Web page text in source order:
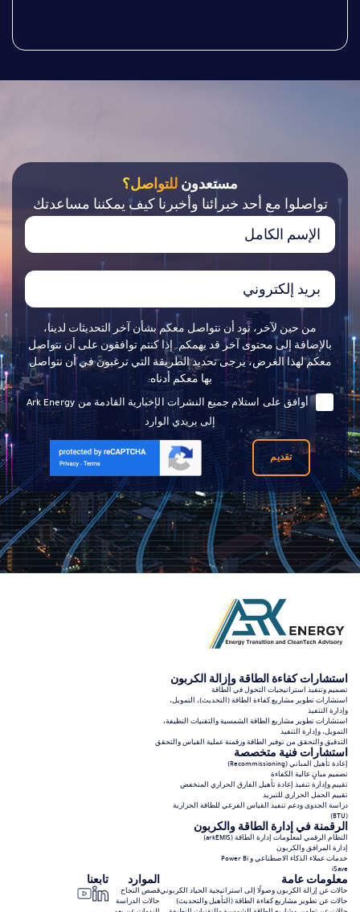
مستعدون للتواصل؟
تواصلوا مع أحد خبرائنا وأخبرنا كيف يمكننا مساعدتك
من حين لآخر، نود أن نتواصل معكم بشأن آخر التحديثات لدينا،
بالإضافة إلى محتوى آخر قد يهمكم. إذا كنتم توافقون على أن نتواصل
معكم لهذا الغرض، يرجى تحديد الطريقة التي ترغبون في أن نتواصل
بها معكم أدناه:
أوافق على استلام جميع النشرات الإخبارية القادمة من Ark Energy
إلى بريدي الوارد
تقديم
استشارات كفاءة الطاقة وإزالة الكربون
تصميم وتنفيذ استراتيجيات التحول في الطاقة
استشارات تطوير مشاريع كفاءة الطاقة (التحديث)، التمويل،
وإدارة التنفيذ
استشارات تطوير مشاريع الطاقة الشمسية والتقنيات النظيفة،
التمويل، وإدارة التنفيذ
التدقيق والتحقق من توفير الطاقة ورقمنة عملية القياس والتحقق
استشارات فنية متخصصة
إعادة تأهيل المباني (Recommissioning)
تصميم مبانٍ عالية الكفاءة
تقييم وإدارة تنفيذ إعادة تأهيل الفارق الحراري المنخفض
تقييم الحمل الحراري للتبريد
دراسة الجدوى ودعم تنفيذ القياس الفرعي للطاقة الحرارية
(BTU)
الرقمنة في إدارة الطاقة والكربون
النظام الرقمي لمعلومات إدارة الطاقة (arkEMIS)
إدارة المرافق والكربون
خدمات عملاء الذكاء الاصطناعي و Power Bi
iSave
معلومات عامة
حالات عن إزالة الكربون وصولًا إلى استراتيجية الحياد الكربوني
حالات عن تطوير مشاريع كفاءة الطاقة (التأهيل والتحديث)
الموارد
قصص النجاح
حالات الدراسة
تابعنا